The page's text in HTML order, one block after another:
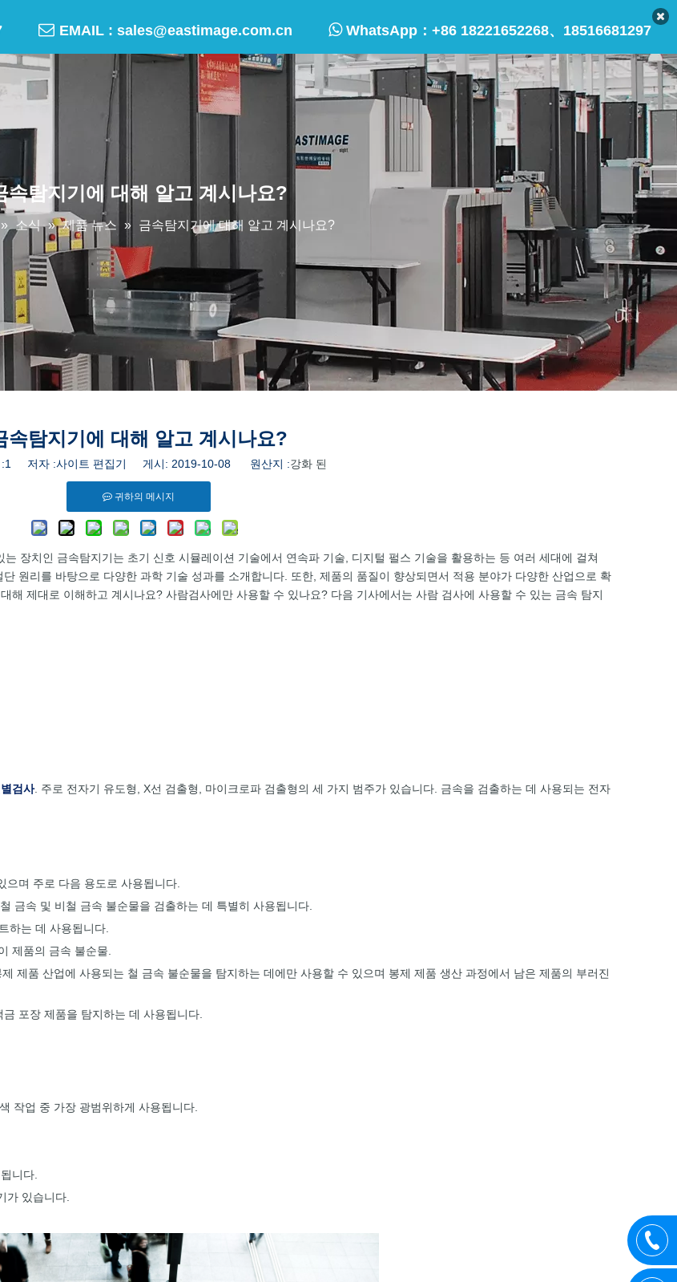
 EMAIL : sales@eastimage.com.cn WhatsApp： +86 18221652268、18516681297
속탐지기에 대해 알고 계시나요?
» 소식 » 제품 뉴스 » 금속탐지기에 대해 알고 계시나요?
속탐지기에 대해 알고 계시나요?
1 저자 :사이트 편집기 게시: 2019-10-08 원산지 :강화 된
귀하의 메시지
장치인 금속탐지기는 초기 신호 시뮬레이션 기술에서 연속파 기술, 디지털 펄스 기술을 활용하는 등 여러 세대에 걸쳐
원리를 바탕으로 다양한 과학 기술 성과를 소개합니다. 또한, 제품의 품질이 향상되면서 적용 분야가 다양한 산업으로 확
해 제대로 이해하고 계시나요? 사람검사에만 사용할 수 있나요? 다음 기사에서는 사람 검사에 사용할 수 있는 금속 탐지
검사. 주로 전자기 유도형, X선 검출형, 마이크로파 검출형의 세 가지 범주가 있습니다. 금속을 검출하는 데 사용되는 전자
며 주로 다음 용도로 사용됩니다.
금속 및 비철 금속 불순물을 검출하는 데 특별히 사용됩니다.
하는 데 사용됩니다.
제품의 금속 불순물.
제품 산업에 사용되는 철 금속 불순물을 탐지하는 데에만 사용할 수 있으며 봉제 제품 생산 과정에서 남은 제품의 부러진
포장 제품을 탐지하는 데 사용됩니다.
작업 중 가장 광범위하게 사용됩니다.
니다.
가 있습니다.